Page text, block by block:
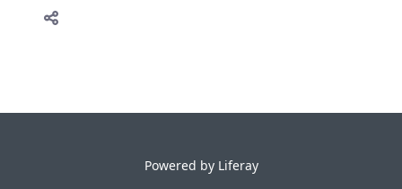
Powered by Liferay